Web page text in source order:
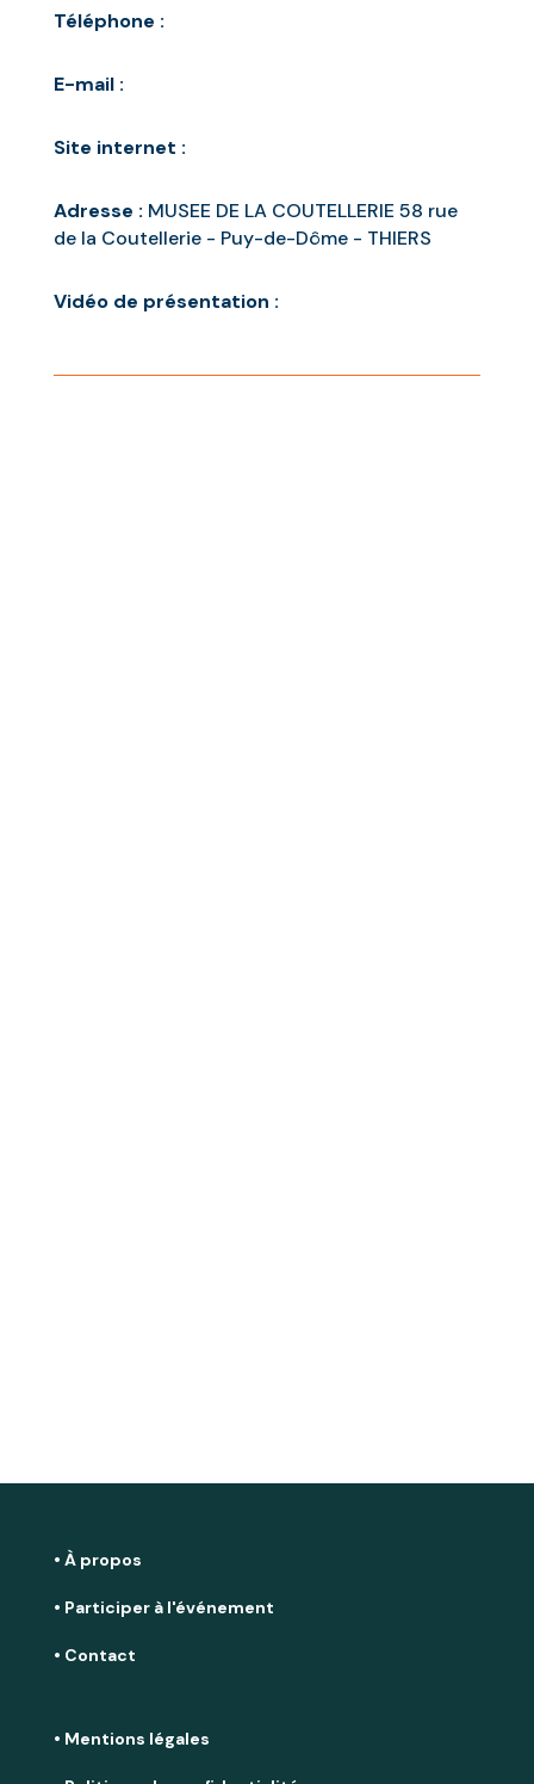
Téléphone :
E-mail :
Site internet :
Adresse : MUSEE DE LA COUTELLERIE 58 rue
de la Coutellerie - Puy-de-Dôme - THIERS
Vidéo de présentation :
• À propos
• Participer à l'événement
• Contact
• Mentions légales